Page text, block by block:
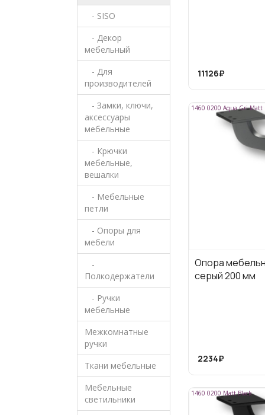
серебро
1
хром 1
чёрный
глянцевое
золото
чёрный/золото
- SISO
- Декор
мебельный
- Для
производителей
- Замки, ключи,
аксессуары
мебельные
- Крючки
мебельные,
вешалки
- Мебельные
петли
- Опоры для
мебели
-
Полкодержатели
- Ручки
мебельные
Межкомнатные
ручки
Ткани мебельные
Мебельные
светильники
11126₽
1460 0200 Aqua Gri Matt
Опора
серый 200 мм
2234₽
1460 0200 Matt Black